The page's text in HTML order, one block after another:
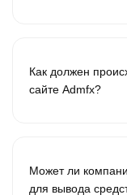
Как должен
сайте Admfx?
Может ли
для вывода